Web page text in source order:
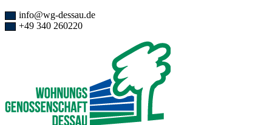
info@wg-dessau.de
+49 340 260220